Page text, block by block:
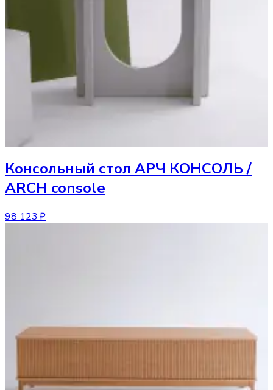
Консольный стол АРЧ КОНСОЛЬ /
ARCH console
98 123 ₽